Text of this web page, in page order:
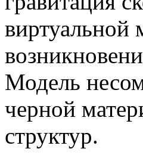
виртуальной
Модель
черной
структур.